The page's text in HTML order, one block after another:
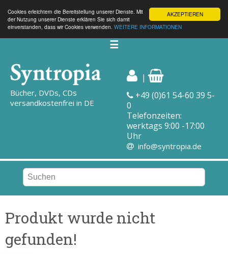
AKZEPTIEREN
Cookies erleichtern die Bereitstellung unserer Dienste. Mit
der Nutzung unserer Dienste erklären Sie sich damit
einverstanden, dass wir Cookies verwenden. WEITERE INFORMATIONEN
☰
Bücher, DVDs, CDs
versandkostenfrei in DE
|
+49 (0)61 54-60 39 5-
0
Telefonzeiten:
werktags 9:00 -17:00
Uhr
info@syntropia.de
Produkt wurde nicht
gefunden!